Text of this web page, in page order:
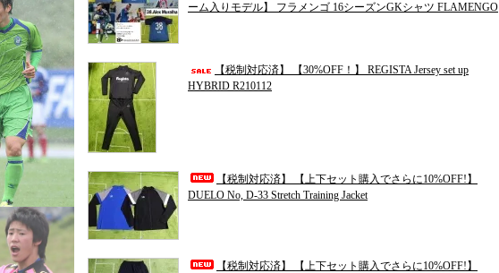
ーム入りモデル】 フラメンゴ 16シーズンGKシャツ FLAMENGO
【税制対応済】 【30%OFF！】 REGISTA Jersey set up
HYBRID R210112
【税制対応済】 【上下セット購入でさらに10%OFF!】
DUELO No, D-33 Stretch Training Jacket
【税制対応済】 【上下セット購入でさらに10%OFF!】